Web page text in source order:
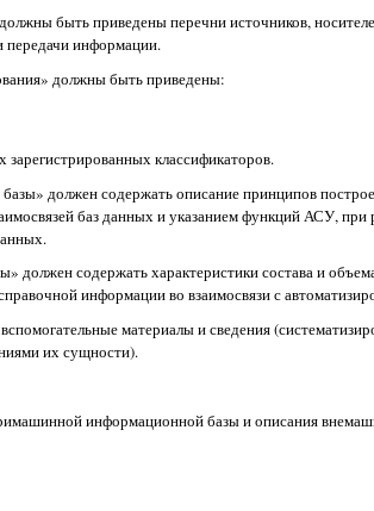
быть приведены перечни источников,
передачи информации.
должны быть приведены:
классификаторов.
должен содержать описание принципов
баз данных и указанием функций АСУ,
должен содержать характеристики состава и
информации во взаимосвязи с
материалы и сведения
их сущности).
информационной базы и описания